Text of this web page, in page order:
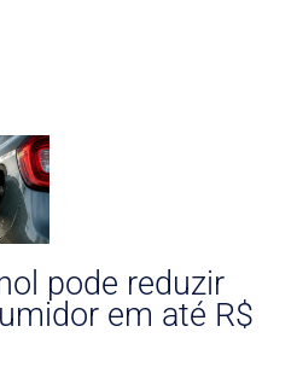
pode reduzir
em até R$